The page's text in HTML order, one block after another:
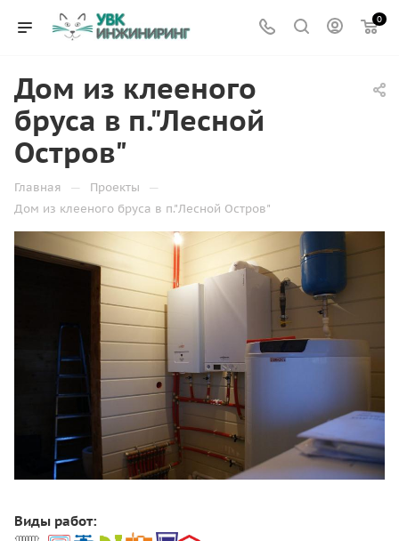
0
Дом из клееного
бруса в п."Лесной
Остров"
Главная — Проекты —
Дом из клееного бруса в п."Лесной Остров"
Виды работ: